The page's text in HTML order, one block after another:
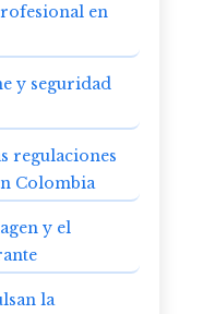
en
y seguridad
regulaciones
Colombia
y el
la